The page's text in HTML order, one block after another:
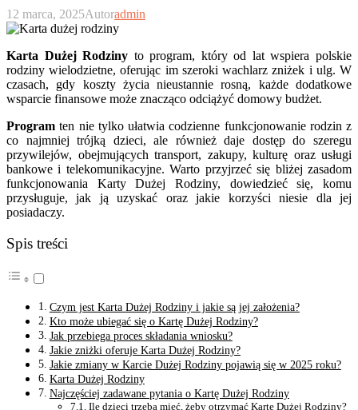
12 marca, 2025Autoradmin
Karta Dużej Rodziny to program, który od lat wspiera polskie
rodziny wielodzietne, oferując im szeroki wachlarz zniżek i ulg. W
czasach, gdy koszty życia nieustannie rosną, każde dodatkowe
wsparcie finansowe może znacząco odciążyć domowy budżet.
Program ten nie tylko ułatwia codzienne funkcjonowanie rodzin z
co najmniej trójką dzieci, ale również daje dostęp do szeregu
przywilejów, obejmujących transport, zakupy, kulturę oraz usługi
bankowe i telekomunikacyjne. Warto przyjrzeć się bliżej zasadom
funkcjonowania Karty Dużej Rodziny, dowiedzieć się, komu
przysługuje, jak ją uzyskać oraz jakie korzyści niesie dla jej
posiadaczy.
Spis treści
Czym jest Karta Dużej Rodziny i jakie są jej założenia?
Kto może ubiegać się o Kartę Dużej Rodziny?
Jak przebiega proces składania wniosku?
Jakie zniżki oferuje Karta Dużej Rodziny?
Jakie zmiany w Karcie Dużej Rodziny pojawią się w 2025 roku?
Karta Dużej Rodziny
Najczęściej zadawane pytania o Kartę Dużej Rodziny
Ile dzieci trzeba mieć, żeby otrzymać Kartę Dużej Rodziny?